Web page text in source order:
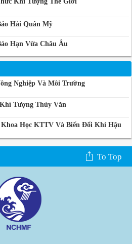
Hải Quân Mỹ
Hạn Vừa Châu Âu
Nghiệp Và Môi Trường
Tượng Thủy Văn
Khoa Học KTTV Và Biến Đổi Khí Hậu
To Top